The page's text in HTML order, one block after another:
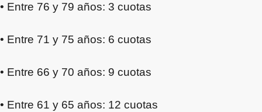
• Entre 76 y 79 años: 3 cuotas
• Entre 71 y 75 años: 6 cuotas
• Entre 66 y 70 años: 9 cuotas
• Entre 61 y 65 años: 12 cuotas